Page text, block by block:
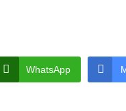
WhatsApp